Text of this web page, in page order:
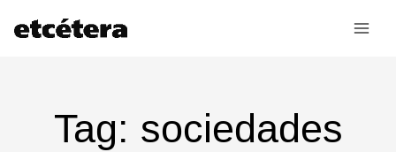
Tag: sociedades